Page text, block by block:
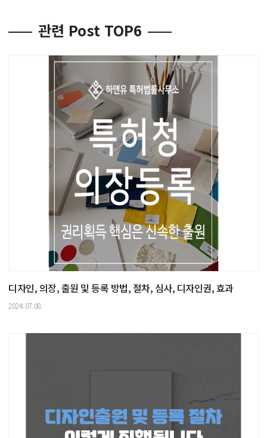
관련 Post TOP6
디자인, 의장, 출원 및 등록 방법, 절차, 심사, 디자인권, 효과
2024.07.08